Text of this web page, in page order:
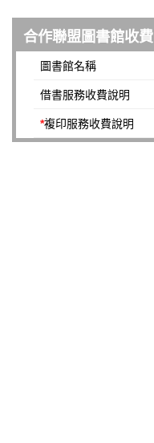
合作聯盟圖書館收費
圖書館名稱
借書服務收費說明
*複印服務收費說明